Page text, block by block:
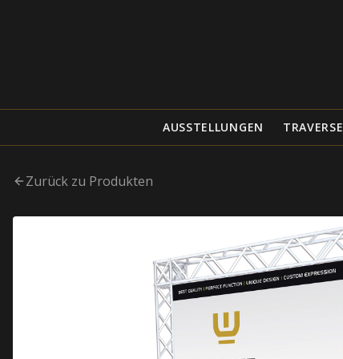
AUSSTELLUNGEN TRAVERSE
Zurück zu Produkten